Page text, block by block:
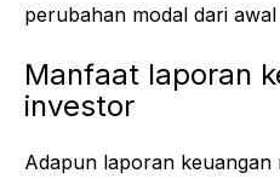
perubahan modal dari
Manfaat laporan
investor
Adapun laporan keuangan